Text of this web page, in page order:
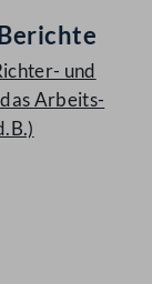
und
Arbeits-